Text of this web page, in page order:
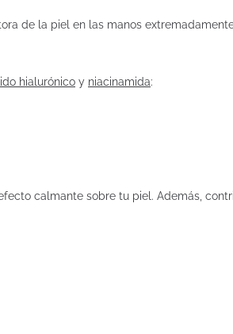
de la piel en las manos
hialurónico y niacinamida:
calmante sobre tu piel. Además,